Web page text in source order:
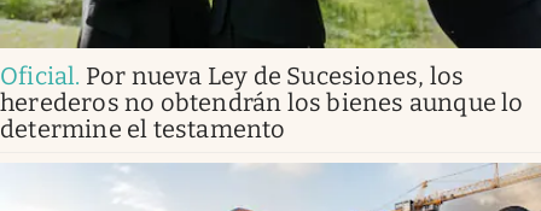
Oficial. Por nueva Ley de Sucesiones, los
herederos no obtendrán los bienes aunque lo
determine el testamento